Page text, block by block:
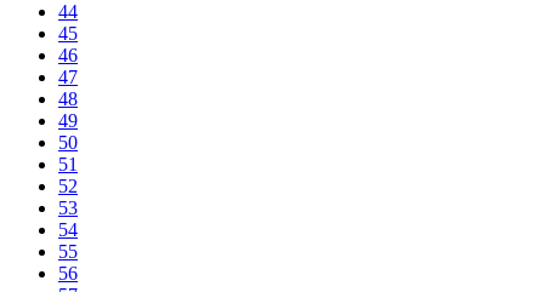
44
45
46
47
48
49
50
51
52
53
54
55
56